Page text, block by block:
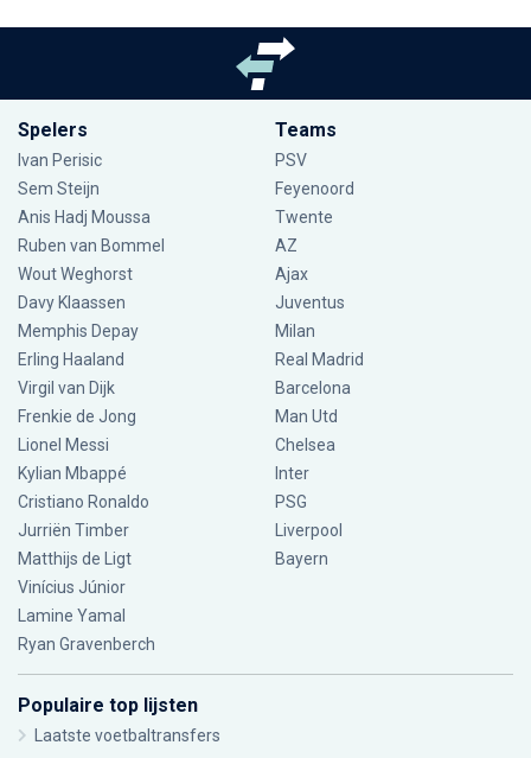
Spelers
Ivan Perisic
Sem Steijn
Anis Hadj Moussa
Ruben van Bommel
Wout Weghorst
Davy Klaassen
Memphis Depay
Erling Haaland
Virgil van Dijk
Frenkie de Jong
Lionel Messi
Kylian Mbappé
Cristiano Ronaldo
Jurriën Timber
Matthijs de Ligt
Vinícius Júnior
Lamine Yamal
Ryan Gravenberch
Teams
PSV
Feyenoord
Twente
AZ
Ajax
Juventus
Milan
Real Madrid
Barcelona
Man Utd
Chelsea
Inter
PSG
Liverpool
Bayern
Populaire top lijsten
Laatste voetbaltransfers